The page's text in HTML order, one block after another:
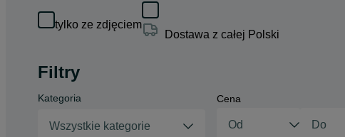
tylko ze zdjęciem
Dostawa z całej Polski
Filtry
Kategoria
Wszystkie kategorie
Cena